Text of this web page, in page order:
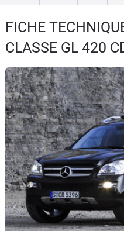
Essais
Guide
d'achat
Electriques
Utilitaires
Flottes
Auto
Services
FICHE
CLASSE GL 420